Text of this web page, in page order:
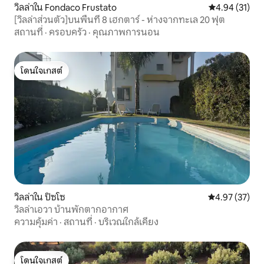
วิลล่าใน Fondaco Frustato คะแนนเฉลี่ย
4.94 (31)
[วิลล่าส่วนตัว]บนพื้นที่ 8 เฮกตาร์ - ห่างจากทะเล 20 ฟุต
สถานที่ · ครอบครัว · คุณภาพการนอน
โดนใจเกสต์
โดนใจเกสต์
วิลล่าใน ปิซโซ คะแนนเฉลี่ย
4.97 (37)
วิลล่าเอวา บ้านพักตากอากาศ
ความคุ้มค่า · สถานที่ · บริเวณใกล้เคียง
โดนใจเกสต์